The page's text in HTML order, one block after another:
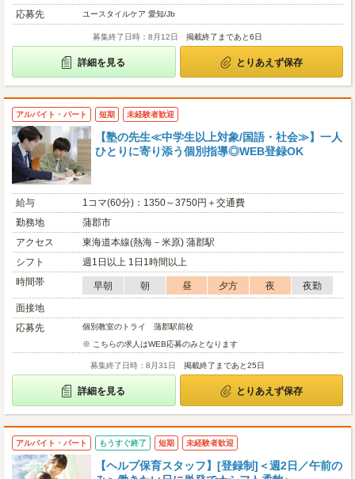
応募先 ユースタイルケア 愛知/Jb
募集終了日時：8月12日 掲載終了まであと6日
詳細を見る とりあえず保存
アルバイト・パート 短期 未経験者歓迎
【塾の先生≪中学生以上対象/国語・社会≫】一人
ひとりに寄り添う個別指導◎WEB登録OK
給与
1コマ(60分)：1350～3750円＋交通費
勤務地
蒲郡市
アクセス
東海道本線(熱海－米原) 蒲郡駅
シフト
週1日以上 1日1時間以上
時間帯
早朝 朝 昼 夕方 夜
夜勤
面接地
応募先
個別教室のトライ 蒲郡駅前校
※ こちらの求人はWEB応募のみとなります
募集終了日時：8月31日 掲載終了まであと25日
詳細を見る とりあえず保存
アルバイト・パート もうすぐ終了 短期 未経験者歓迎
【ヘルプ保育スタッフ】[登録制]＜週2日／午前の